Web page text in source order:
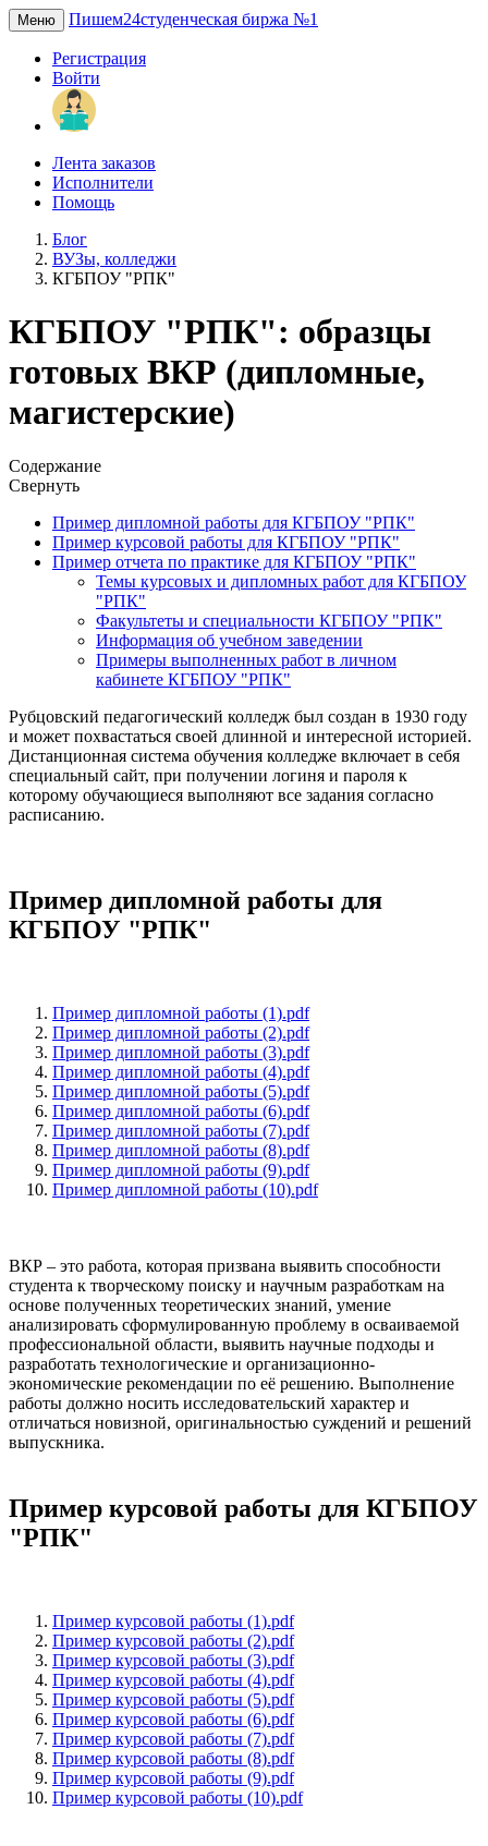
Меню Пишем24студенческая биржа №1
Регистрация
Войти
Лента заказов
Исполнители
Помощь
Блог
ВУЗы, колледжи
КГБПОУ "РПК"
КГБПОУ "РПК": образцы
готовых ВКР (дипломные,
магистерские)
Содержание
Свернуть
Пример дипломной работы для КГБПОУ "РПК"
Пример курсовой работы для КГБПОУ "РПК"
Пример отчета по практике для КГБПОУ "РПК"
Темы курсовых и дипломных работ для КГБПОУ
"РПК"
Факультеты и специальности КГБПОУ "РПК"
Информация об учебном заведении
Примеры выполненных работ в личном
кабинете КГБПОУ "РПК"
Рубцовский педагогический колледж был создан в 1930 году
и может похвастаться своей длинной и интересной историей.
Дистанционная система обучения колледже включает в себя
специальный сайт, при получении логиня и пароля к
которому обучающиеся выполняют все задания согласно
расписанию.
Пример дипломной работы для
КГБПОУ "РПК"
Пример дипломной работы (1).pdf
Пример дипломной работы (2).pdf
Пример дипломной работы (3).pdf
Пример дипломной работы (4).pdf
Пример дипломной работы (5).pdf
Пример дипломной работы (6).pdf
Пример дипломной работы (7).pdf
Пример дипломной работы (8).pdf
Пример дипломной работы (9).pdf
Пример дипломной работы (10).pdf
ВКР – это работа, которая призвана выявить способности
студента к творческому поиску и научным разработкам на
основе полученных теоретических знаний, умение
анализировать сформулированную проблему в осваиваемой
профессиональной области, выявить научные подходы и
разработать технологические и организационно-
экономические рекомендации по её решению. Выполнение
работы должно носить исследовательский характер и
отличаться новизной, оригинальностью суждений и решений
выпускника.
Пример курсовой работы для КГБПОУ
"РПК"
Пример курсовой работы (1).pdf
Пример курсовой работы (2).pdf
Пример курсовой работы (3).pdf
Пример курсовой работы (4).pdf
Пример курсовой работы (5).pdf
Пример курсовой работы (6).pdf
Пример курсовой работы (7).pdf
Пример курсовой работы (8).pdf
Пример курсовой работы (9).pdf
Пример курсовой работы (10).pdf